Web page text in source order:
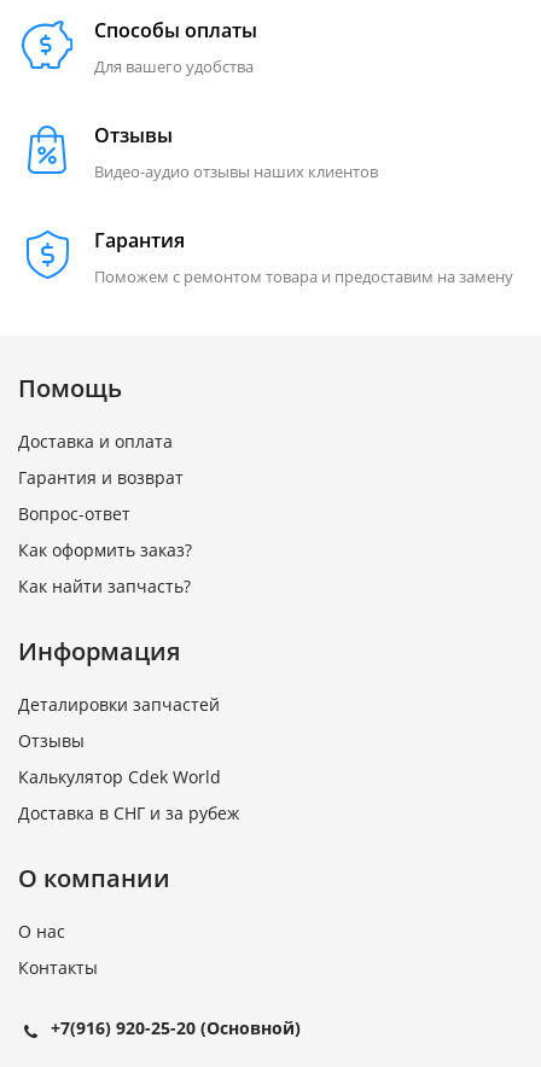
Способы оплаты
Для вашего удобства
Отзывы
Видео-аудио отзывы наших клиентов
Гарантия
Поможем с ремонтом товара и предоставим на замену
Помощь
Доставка и оплата
Гарантия и возврат
Вопрос-ответ
Как оформить заказ?
Как найти запчасть?
Информация
Деталировки запчастей
Отзывы
Калькулятор Cdek World
Доставка в СНГ и за рубеж
О компании
О нас
Контакты
+7(916) 920-25-20 (Основной)